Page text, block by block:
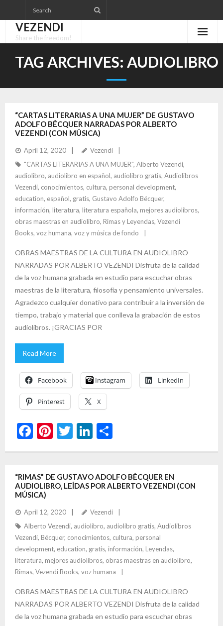
to
contentVEZENDI
Share the freedom!
TAG ARCHIVES: AUDIOLIBRO
“CARTAS LITERARIAS A UNA MUJER” DE GUSTAVO
ADOLFO BÉCQUER NARRADAS POR ALBERTO
VEZENDI (CON MÚSICA)
April 12, 2020
Vezendi
"CARTAS LITERARIAS A UNA MUJER", Alberto Vezendi,
audiolibro, audiolibro en español, audiolibro gratis, Audiolibros
Vezendi, conocimientos, cultura, personal development,
education, español, gratis, Gustavo Adolfo Bécquer,
información, literatura, literatura española, mejores audiolibros,
obras maestras en audiolibro, Rimas y Leyendas, Vezendi
Books, voz humana, voz y música de fondo
OBRAS MAESTRAS DE LA CULTURA EN AUDIOLIBRO
NARRADAS POR ALBERTO VEZENDI Disfruta de la calidad
de la voz humana grabada en estudio para escuchar obras
maestras de la literatura, filosofía y pensamiento universales.
Agradezco cualquier donativo para contribuir a la inversión de
tiempo, trabajo y material que conlleva la grabación de estos
audiolibros. ¡GRACIAS POR
Read More
Facebook Instagram LinkedIn
Pinterest X
F
ac
b
o
o
k
Pi
nt
es
t
T
w
er
Li
n
dI
n
h
e
“RIMAS” DE GUSTAVO ADOLFO BÉCQUER EN
AUDIOLIBRO, LEÍDAS POR ALBERTO VEZENDI (CON
MÚSICA)
April 12, 2020
Vezendi
Alberto Vezendi, audiolibro, audiolibro gratis, Audiolibros
Vezendi, Bécquer, conocimientos, cultura, personal
development, education, gratis, información, Leyendas,
literatura, mejores audiolibros, obras maestras en audiolibro,
Rimas, Vezendi Books, voz humana
OBRAS MAESTRAS DE LA CULTURA EN AUDIOLIBRO
NARRADAS POR ALBERTO VEZENDI Disfruta de la calidad
de la voz humana grabada en estudio para escuchar obras